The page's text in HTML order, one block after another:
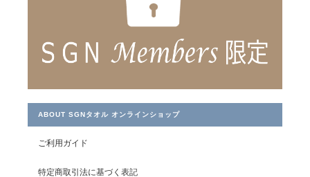
＜マカロンチェック＞バスタオル
2022/03/26
2021/06/28
ABOUT SGNタオル オンラインショップ
ご利用ガイド
特定商取引法に基づく表記